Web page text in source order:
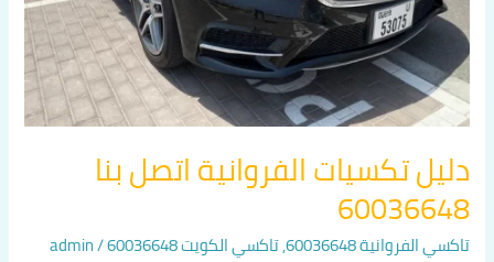
دليل تكسيات الفروانية اتصل بنا
60036648
تاكسي الفروانية 60036648 ,تاكسي الكويت 60036648 /
admin